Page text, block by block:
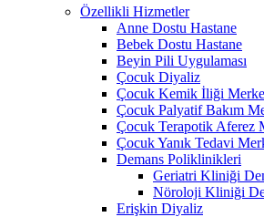
Özellikli Hizmetler
Anne Dostu Hastane
Bebek Dostu Hastane
Beyin Pili Uygulaması
Çocuk Diyaliz
Çocuk Kemik İliği
Çocuk Palyatif Bakım
Çocuk Terapotik Aferez
Çocuk Yanık Tedavi
Demans Poliklinikleri
Geriatri Kliniği
Nöroloji Kliniği
Erişkin Diyaliz